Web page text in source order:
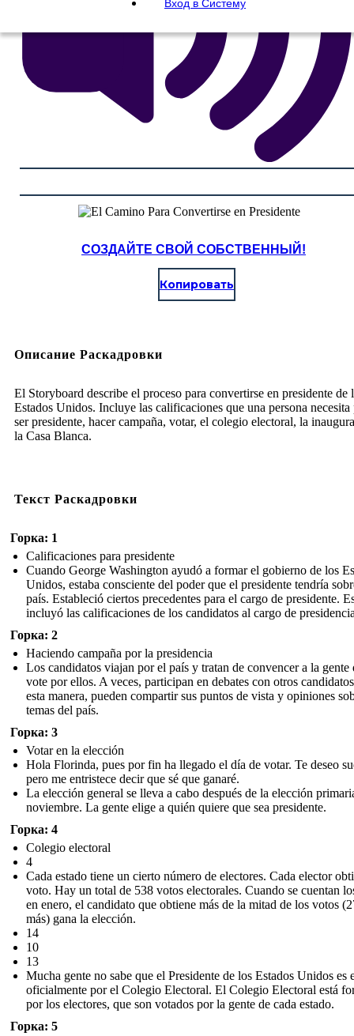
Вход в Систему
СОЗДАЙТЕ СВОЙ СОБСТВЕННЫЙ!
Копировать
Описание Раскадровки
El Storyboard describe el proceso para convertirse en presidente de
Estados Unidos. Incluye las calificaciones que una persona necesita
ser presidente, hacer campaña, votar, el colegio electoral, la
la Casa Blanca.
Текст Раскадровки
Горка: 1
Calificaciones para presidente
Cuando George Washington ayudó a formar el gobierno de los
Unidos, estaba consciente del poder que el presidente tendría
país. Estableció ciertos precedentes para el cargo de presidente.
incluyó las calificaciones de los candidatos al cargo de
Горка: 2
Haciendo campaña por la presidencia
Los candidatos viajan por el país y tratan de convencer a la gente
vote por ellos. A veces, participan en debates con otros
esta manera, pueden compartir sus puntos de vista y opiniones
temas del país.
Горка: 3
Votar en la elección
Hola Florinda, pues por fin ha llegado el día de votar. Te deseo
pero me entristece decir que sé que ganaré.
La elección general se lleva a cabo después de la elección
noviembre. La gente elige a quién quiere que sea presidente.
Горка: 4
Colegio electoral
4
Cada estado tiene un cierto número de electores. Cada elector
voto. Hay un total de 538 votos electorales. Cuando se cuentan
en enero, el candidato que obtiene más de la mitad de los votos
más) gana la elección.
14
10
13
Mucha gente no sabe que el Presidente de los Estados Unidos es
oficialmente por el Colegio Electoral. El Colegio Electoral está
por los electores, que son votados por la gente de cada estado.
Горка: 5